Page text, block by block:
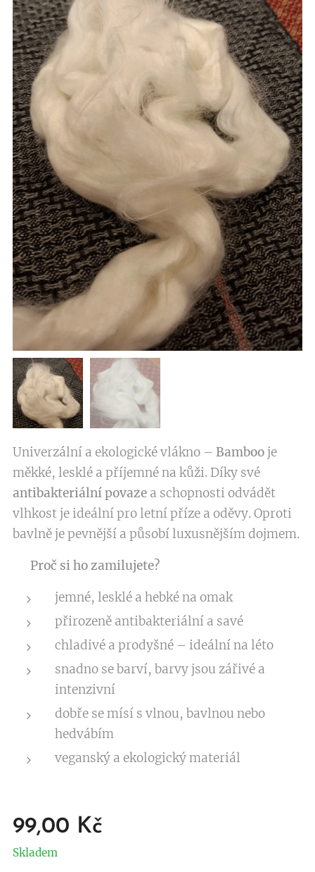
Univerzální a ekologické vlákno – Bambooje
měkké, lesklé a příjemné na kůži. Díky své
antibakteriální povaze a schopnosti odvádět
vlhkost je ideální pro letní příze a oděvy. Oproti
bavlně je pevnější a působí luxusnějším dojmem.
Proč si ho zamilujete?
jemné, lesklé a hebké na omak
přirozeně antibakteriální a savé
chladivé a prodyšné – ideální na léto
snadno se barví, barvy jsou zářivé a
intenzivní
dobře se mísí s vlnou, bavlnou nebo
hedvábím
veganský a ekologický materiál
99,00 Kč
Skladem